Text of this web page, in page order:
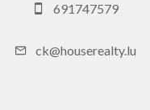
691747579
ck@houserealty.lu